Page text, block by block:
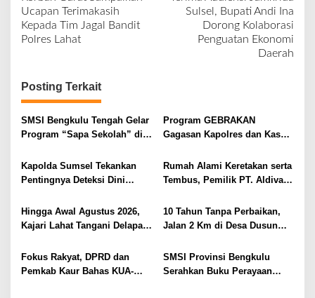
a
v
i
a
s
i
p
o
s
Ucapan Terimakasih
Kepada Tim Jagal Bandit
Polres Lahat
Sulsel, Bupati Andi Ina
Dorong Kolaborasi
Penguatan Ekonomi
Daerah
Posting Terkait
SMSI Bengkulu Tengah Gelar
Program “Sapa Sekolah” di
Program GEBRAKAN
Gagasan Kapolres dan Kasat
Menyasar ke Siswa SDN dan
SMPN di Jarai
Kapolda Sumsel Tekankan
Pentingnya Deteksi Dini
Pelayanan Kepolisian
Rumah Alami Keretakan serta
Tembus, Pemilik PT. Aldiva
Hingga Awal Agustus 2026,
Kajari Lahat Tangani Delapan
10 Tahun Tanpa Perbaikan,
Jalan 2 Km di Desa Dusun
Berlumpur dan Berlubang
Fokus Rakyat, DPRD dan
Pemkab Kaur Bahas KUA-
SMSI Provinsi Bengkulu
Serahkan Buku Perayaan